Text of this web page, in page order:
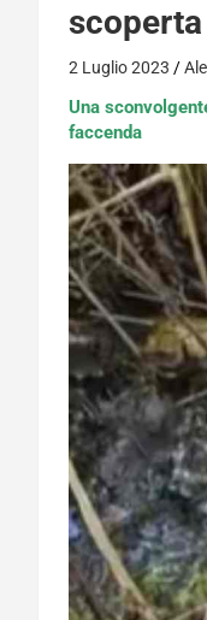
scoperta
2 Luglio 2023
Una
faccenda